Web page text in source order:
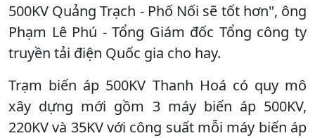
500KV Quảng Trạch - Phố Nối sẽ tốt hơn", ông
Phạm Lê Phú - Tổng Giám đốc Tổng công ty
truyền tải điện Quốc gia cho hay.
Trạm biến áp 500KV Thanh Hoá có quy mô
xây dựng mới gồm 3 máy biến áp 500KV,
220KV và 35KV với công suất mỗi máy biến áp